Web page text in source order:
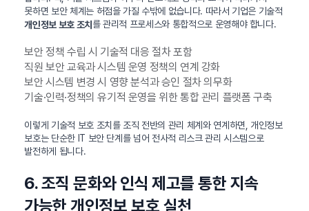
못하면 보안 체계는 허점을 가질 수밖에 없습니다. 따라서 기업은 기술적
개인정보 보호 조치를 관리적 프로세스와 통합적으로 운영해야 합니다.
보안 정책 수립 시 기술적 대응 절차 포함
직원 보안 교육과 시스템 운영 정책의 연계 강화
보안 시스템 변경 시 영향 분석과 승인 절차 의무화
기술·인력·정책의 유기적 운영을 위한 통합 관리 플랫폼 구축
이렇게 기술적 보호 조치를 조직 전반의 관리 체계와 연계하면, 개인정보
보호는 단순한 IT 보안 단계를 넘어 전사적 리스크 관리 시스템으로
발전하게 됩니다.
6. 조직 문화와 인식 제고를 통한 지속
가능한 개인정보 보호 실천